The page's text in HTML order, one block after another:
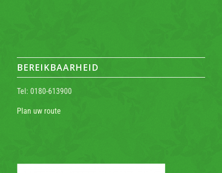
BEREIKBAARHEID
Tel: 0180-613900
Plan uw route